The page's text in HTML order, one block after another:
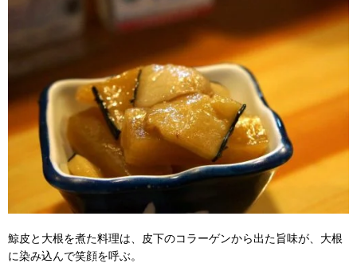
鯨皮と大根を煮た料理は、皮下のコラーゲンから出た旨味が、大根
に染み込んで笑顔を呼ぶ。